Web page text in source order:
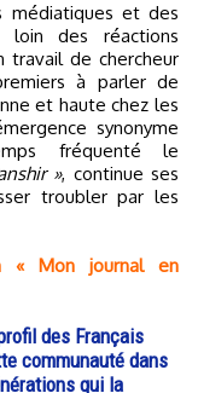
des réactions
travail de chercheur
à parler de
et haute chez les
synonyme
fréquenté le
», continue ses
troubler par les
« Mon journal en
des Français
communauté dans
qui la